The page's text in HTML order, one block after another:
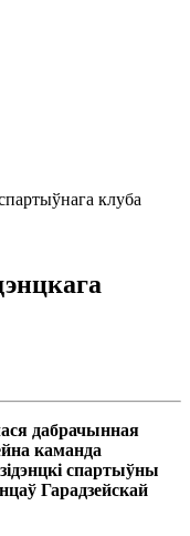
клуба
дабрачынная
каманда
спартыўны
Гарадзейскай